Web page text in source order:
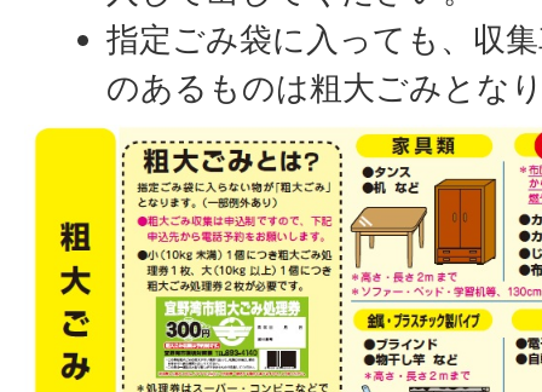
指定ごみ袋に入っても、収
のあるものは粗大ごみとな